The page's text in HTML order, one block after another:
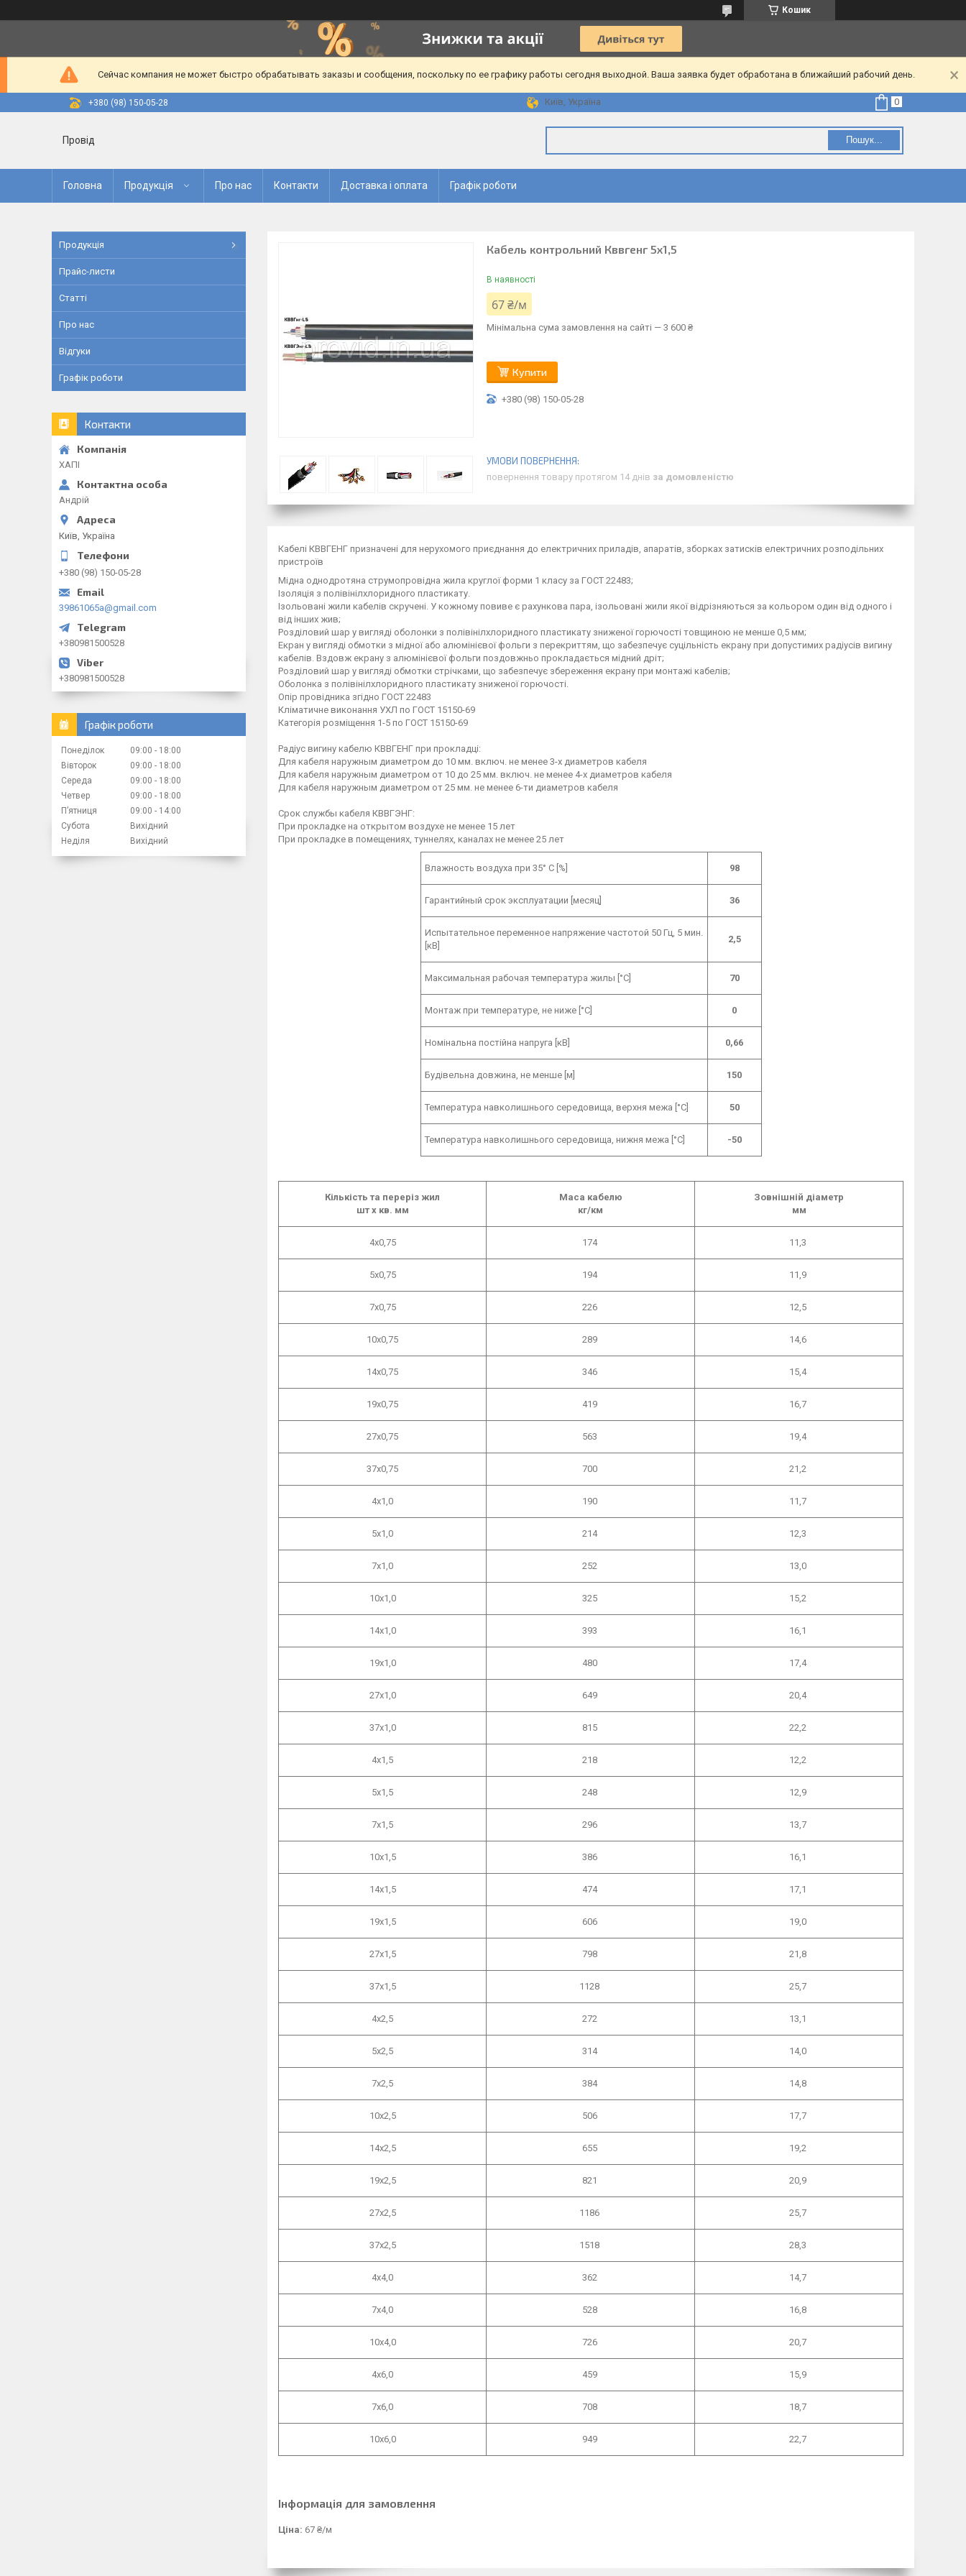
Кошик
Сейчас компания не может быстро обрабатывать заказы и сообщения, поскольку по ее графику работы сегодня выходной. Ваша заявка будет обработана в ближайший рабочий день.
+380 (98) 150-05-28 Київ, Україна
Провід Пошук...
Головна Продукція Про нас Контакти Доставка і оплата Графік роботи
Кабель контрольний Кввгенг 5х1,5
В наявності
67 ₴/м
Мінімальна сума замовлення на сайті — 3 600 ₴
Купити
+380 (98) 150-05-28
повернення товару протягом 14 днів за домовленістю
Кабелі КВВГЕНГ призначені для нерухомого приєднання до електричних приладів, апаратів, зборках затисків електричних розподільних
пристроїв
Мідна однодротяна струмопровідна жила круглої форми 1 класу за ГОСТ 22483;
Ізоляція з полівінілхлоридного пластикату.
Ізольовані жили кабелів скручені. У кожному повиве є рахункова пара, ізольовані жили якої відрізняються за кольором один від одного і
від інших жив;
Розділовий шар у вигляді оболонки з полівінілхлоридного пластикату зниженої горючості товщиною не менше 0,5 мм;
Екран у вигляді обмотки з мідної або алюмінієвої фольги з перекриттям, що забезпечує суцільність екрану при допустимих радіусів вигину
кабелів. Вздовж екрану з алюмінієвої фольги поздовжньо прокладається мідний дріт;
Розділовий шар у вигляді обмотки стрічками, що забезпечує збереження екрану при монтажі кабелів;
Оболонка з полівінілхлоридного пластикату зниженої горючості.
Опір провідника згідно ГОСТ 22483
Кліматичне виконання УХЛ по ГОСТ 15150-69
Категорія розміщення 1-5 по ГОСТ 15150-69
Радіус вигину кабелю КВВГЕНГ при прокладці:
Для кабеля наружным диаметром до 10 мм. включ. не менее 3-х диаметров кабеля
Для кабеля наружным диаметром от 10 до 25 мм. включ. не менее 4-х диаметров кабеля
Для кабеля наружным диаметром от 25 мм. не менее 6-ти диаметров кабеля
Срок службы кабеля КВВГЭНГ:
При прокладке на открытом воздухе не менее 15 лет
При прокладке в помещениях, туннелях, каналах не менее 25 лет
Влажность воздуха при 35° C [%] 98
Гарантийный срок эксплуатации [месяц] 36
Испытательное переменное напряжение частотой 50 Гц, 5 мин.
[кВ]
2,5
Максимальная рабочая температура жилы [°С] 70
Монтаж при температуре, не ниже [°C] 0
Номінальна постійна напруга [кВ] 0,66
Будівельна довжина, не менше [м] 150
Температура навколишнього середовища, верхня межа [°C] 50
Температура навколишнього середовища, нижня межа [°C] -50
Кількість та переріз жил
шт х кв. мм
Маса кабелю
кг/км
Зовнішній діаметр
мм
4х0,75 174 11,3
5х0,75 194 11,9
7х0,75 226 12,5
10х0,75 289 14,6
14х0,75 346 15,4
19х0,75 419 16,7
27х0,75 563 19,4
37х0,75 700 21,2
4х1,0 190 11,7
5х1,0 214 12,3
7х1,0 252 13,0
10х1,0 325 15,2
14х1,0 393 16,1
19х1,0 480 17,4
27х1,0 649 20,4
37х1,0 815 22,2
4х1,5 218 12,2
5х1,5 248 12,9
7х1,5 296 13,7
10х1,5 386 16,1
14х1,5 474 17,1
19х1,5 606 19,0
27х1,5 798 21,8
37х1,5 1128 25,7
4х2,5 272 13,1
5х2,5 314 14,0
7х2,5 384 14,8
10х2,5 506 17,7
14х2,5 655 19,2
19х2,5 821 20,9
27х2,5 1186 25,7
37х2,5 1518 28,3
4х4,0 362 14,7
7х4,0 528 16,8
10х4,0 726 20,7
4х6,0 459 15,9
7х6,0 708 18,7
10х6,0 949 22,7
Інформація для замовлення
Ціна: 67 ₴/м
Продукція
Прайс-листи
Статті
Про нас
Відгуки
Графік роботи
Контакти
ХАПІ
Андрій
Київ, Україна
+380 (98) 150-05-28
39861065a@gmail.com
+380981500528
+380981500528
Графік роботи
Понеділок 09:00
18:00
Вівторок
09:00
18:00
Середа
09:00
18:00
Четвер
09:00
18:00
Пʼятниця
09:00
14:00
Субота
Вихідний
Неділя
Вихідний